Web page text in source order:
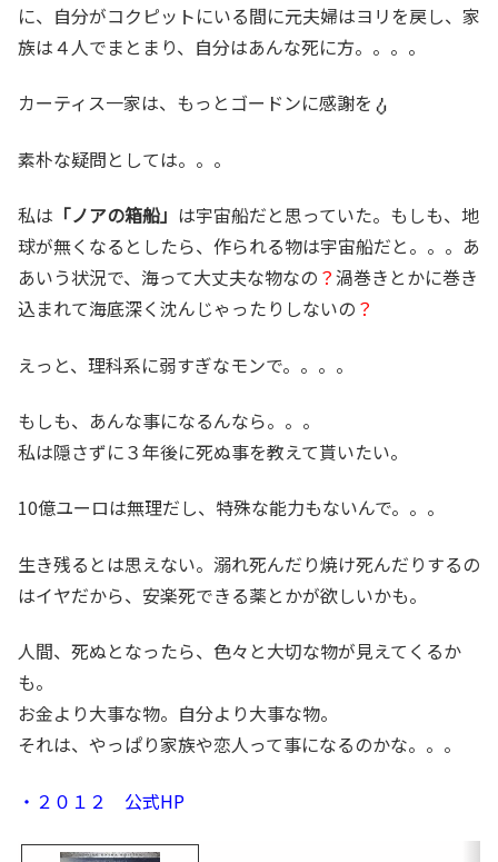
に、自分がコクピットにいる間に元夫婦はヨリを戻し、家
族は４人でまとまり、自分はあんな死に方。。。。
カーティス一家は、もっとゴードンに感謝を
素朴な疑問としては。。。
私は 「ノアの箱船」 は宇宙船だと思っていた。もしも、地
球が無くなるとしたら、作られる物は宇宙船だと。。。あ
あいう状況で、海って大丈夫な物なの ？渦巻きとかに巻き
込まれて海底深く沈んじゃったりしないの ？
えっと、理科系に弱すぎなモンで。。。。
もしも、あんな事になるんなら。。。
私は隠さずに３年後に死ぬ事を教えて貰いたい。
10億ユーロは無理だし、特殊な能力もないんで。。。
生き残るとは思えない。溺れ死んだり焼け死んだりするの
はイヤだから、安楽死できる薬とかが欲しいかも。
人間、死ぬとなったら、色々と大切な物が見えてくるか
も。
お金より大事な物。自分より大事な物。
それは、やっぱり家族や恋人って事になるのかな。。。
・２０１２ 公式HP